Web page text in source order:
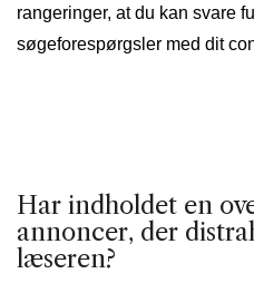
rangeringer, at du kan svare
søgeforespørgsler med dit
Har indholdet en
annoncer, der
læseren?